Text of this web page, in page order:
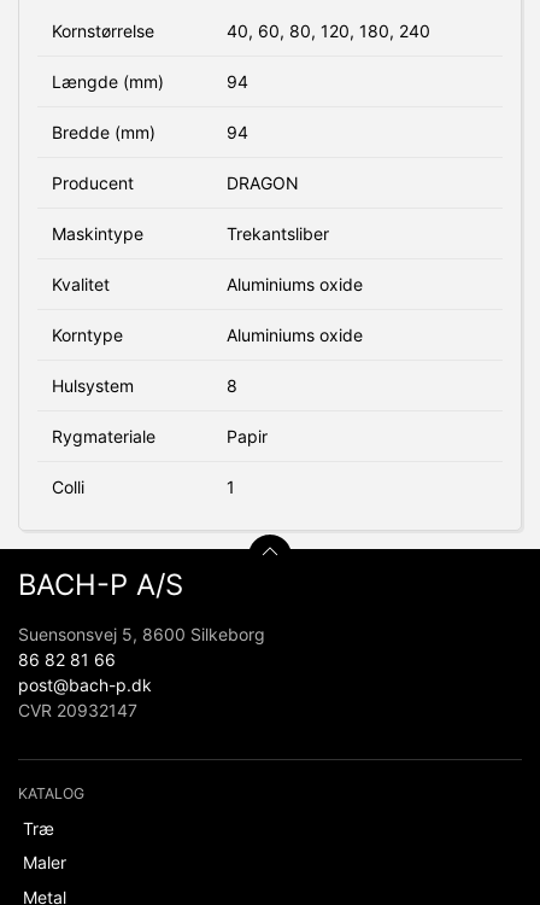
Kornstørrelse 40, 60, 80, 120, 180, 240
Længde (mm) 94
Bredde (mm) 94
Producent DRAGON
Maskintype Trekantsliber
Kvalitet Aluminiums oxide
Korntype Aluminiums oxide
Hulsystem 8
Rygmateriale Papir
Colli 1
BACH-P A/S
Suensonsvej 5, 8600 Silkeborg
86 82 81 66
post@bach-p.dk
CVR 20932147
KATALOG
Træ
Maler
Metal